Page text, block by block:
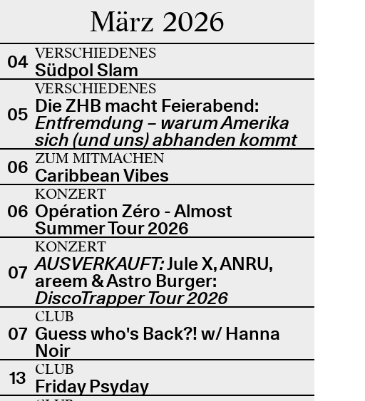
März 2026
04 VERSCHIEDENES
Südpol Slam
05
VERSCHIEDENES
Die ZHB macht Feierabend:
Entfremdung – warum Amerika
sich (und uns) abhanden kommt
06 ZUM MITMACHEN
Caribbean Vibes
06
KONZERT
Opération Zéro - Almost
Summer Tour 2026
07
KONZERT
AUSVERKAUFT:Jule X, ANRU,
areem & Astro Burger:
DiscoTrapper Tour 2026
07
CLUB
Guess who's Back?! w/ Hanna
Noir
13 CLUB
Friday Psyday